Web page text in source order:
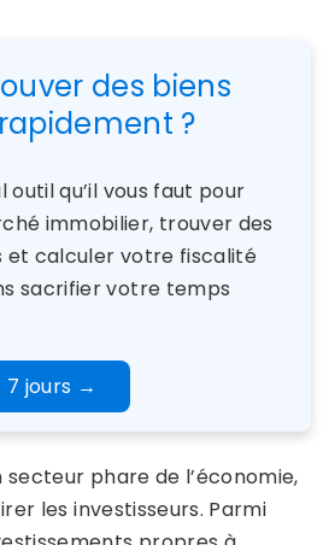
des biens
?
outil qu’il vous faut pour
immobilier, trouver des
et calculer votre fiscalité
sacrifier votre temps
7 jours →
secteur phare de l’économie,
les investisseurs. Parmi